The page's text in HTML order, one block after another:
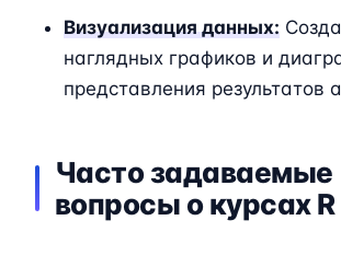
Визуализация данных:
наглядных графиков и
представления результатов
Часто задаваемые
вопросы о курсах R